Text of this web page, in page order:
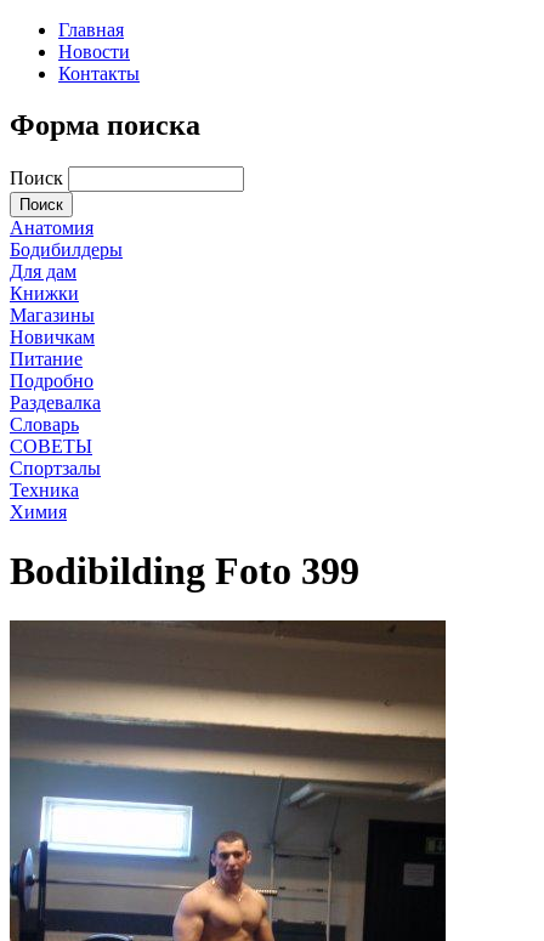
Главная
Новости
Контакты
Форма поиска
Поиск
Анатомия
Бодибилдеры
Для дам
Книжки
Магазины
Новичкам
Питание
Подробно
Раздевалка
Словарь
СОВЕТЫ
Спортзалы
Техника
Химия
Bodibilding Foto 399